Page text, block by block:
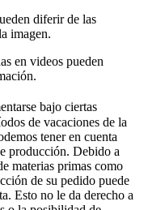
diferir de las
imagen.
en videos pueden
bajo ciertas
de vacaciones de la
tener en cuenta
producción. Debido a
materias primas como
de su pedido puede
Esto no le da derecho a